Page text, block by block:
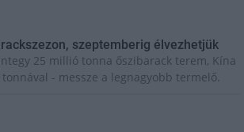
szeptemberig élvezhetjük
25 millió tonna őszibarack terem, Kína
- messze a legnagyobb termelő.